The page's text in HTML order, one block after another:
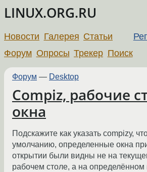
LINUX.ORG.RU
Новости Галерея Статьи
Форум Опросы Трекер Поиск
Форум — Desktop
Compiz, рабочие
окна
Подскажите как указать compizу,
умолчанию, определенные окна
открытии были видны не на
рабочем столе, а на